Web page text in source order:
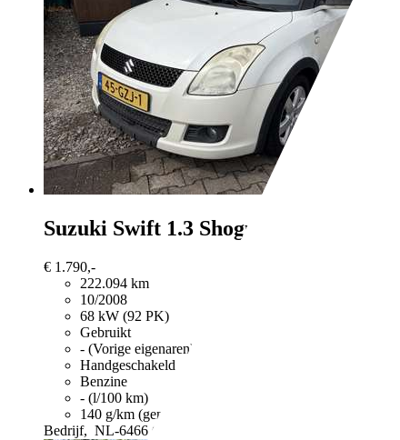
Suzuki Swift 1.3 Shogun
€ 1.790,-
222.094 km
10/2008
68 kW (92 PK)
Gebruikt
- (Vorige eigenaren)
Handgeschakeld
Benzine
- (l/100 km)
140 g/km (gem.)
Meer informatie over het
Bedrijf, NL-6466 GW KERKRADE